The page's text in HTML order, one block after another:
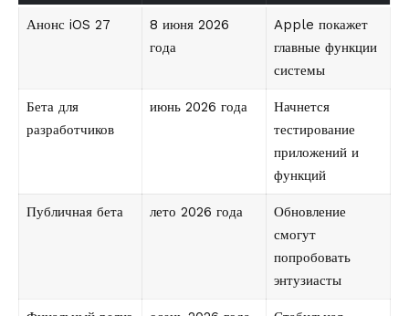
Анонс iOS 27
8 июня 2026
года
Apple покажет
главные функции
системы
Бета для
разработчиков
июнь 2026 года
Начнется
тестирование
приложений и
функций
Публичная бета лето 2026 года
Обновление
смогут
попробовать
энтузиасты